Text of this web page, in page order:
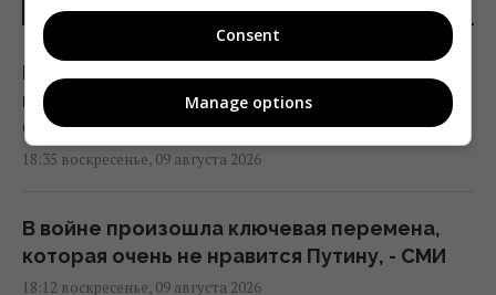
Куда исчезла с полок магазинов
популярная рыба иваси и почему украинцы
больше её не увидят
18:35 воскресенье, 09 августа 2026
В войне произошла ключевая перемена,
которая очень не нравится Путину, - СМИ
18:12 воскресенье, 09 августа 2026
Consent
Manage options